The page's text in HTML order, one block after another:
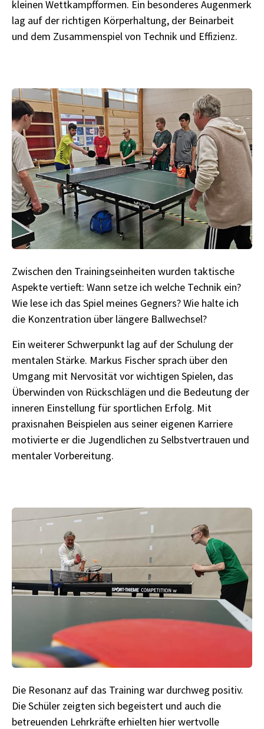
kleinen Wettkampfformen. Ein besonderes Augenmerk
lag auf der richtigen Körperhaltung, der Beinarbeit
und dem Zusammenspiel von Technik und Effizienz.
Zwischen den Trainingseinheiten wurden taktische
Aspekte vertieft: Wann setze ich welche Technik ein?
Wie lese ich das Spiel meines Gegners? Wie halte ich
die Konzentration über längere Ballwechsel?
Ein weiterer Schwerpunkt lag auf der Schulung der
mentalen Stärke. Markus Fischer sprach über den
Umgang mit Nervosität vor wichtigen Spielen, das
Überwinden von Rückschlägen und die Bedeutung der
inneren Einstellung für sportlichen Erfolg. Mit
praxisnahen Beispielen aus seiner eigenen Karriere
motivierte er die Jugendlichen zu Selbstvertrauen und
mentaler Vorbereitung.
Die Resonanz auf das Training war durchweg positiv.
Die Schüler zeigten sich begeistert und auch die
betreuenden Lehrkräfte erhielten hier wertvolle